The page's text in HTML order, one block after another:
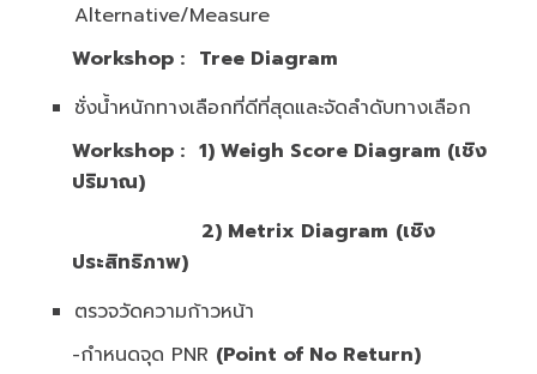
Alternative/Measure
Workshop : Tree Diagram
ชั่งน้ำหนักทางเลือกที่ดีที่สุดและจัดลำดับทางเลือก
Workshop : 1) Weigh Score Diagram (เชิง
ปริมาณ)
2) Metrix Diagram (เชิง
ประสิทธิภาพ)
ตรวจวัดความก้าวหน้า
-กำหนดจุด PNR (Point of No Return)